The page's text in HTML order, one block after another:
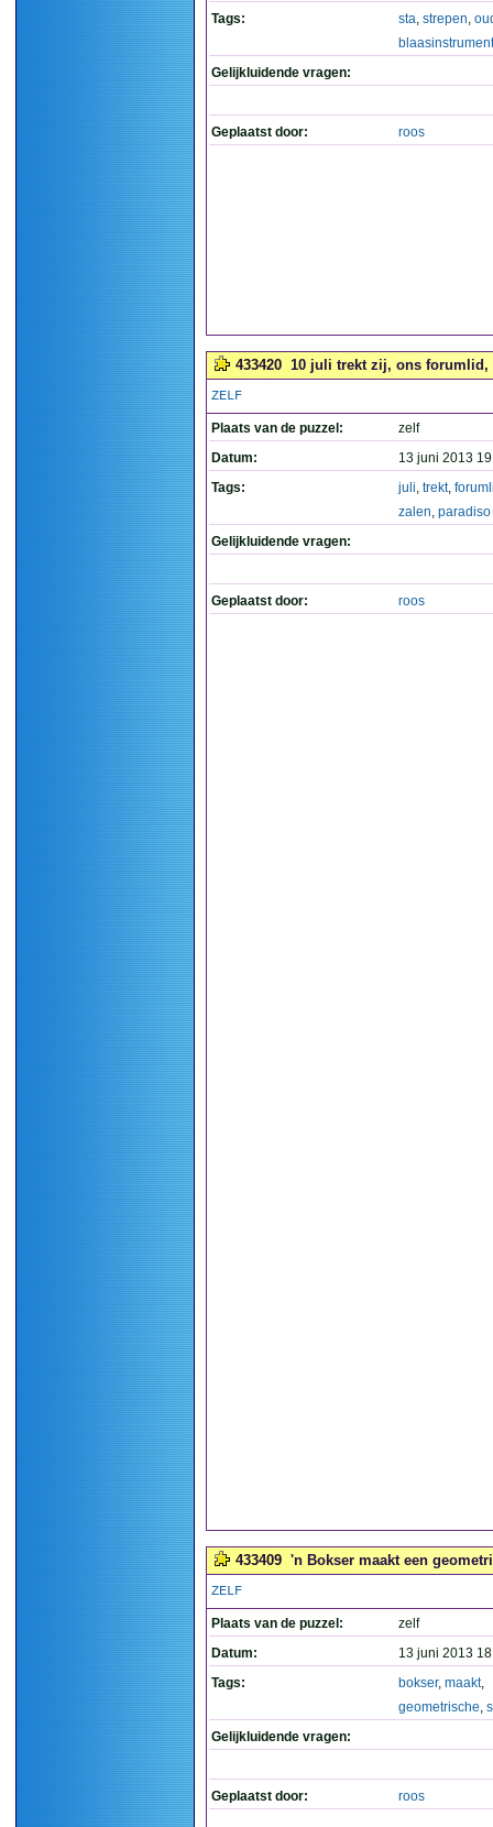
Tags: sta, strepen,
blaasinstrument
Gelijkluidende vragen:
Geplaatst door: roos
433420 10 juli trekt zij, ons forumlid,
ZELF
Plaats van de puzzel:
zelf
Datum:
13 juni 2013
Tags:
juli, trekt,
zalen, paradiso
Gelijkluidende vragen:
Geplaatst door: roos
433409 'n Bokser maakt een
ZELF
Plaats van de puzzel:
zelf
Datum:
13 juni 2013
Tags:
bokser, maakt,
geometrische,
Gelijkluidende vragen:
Geplaatst door: roos